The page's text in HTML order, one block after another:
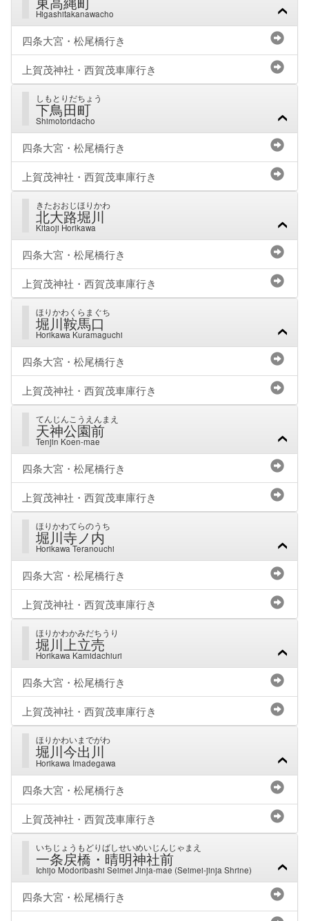
Higashitakanawacho
四条大宮・松尾橋行き
上賀茂神社・西賀茂車庫行き
しもとりだちょう
下鳥田町
Shimotoridacho
四条大宮・松尾橋行き
上賀茂神社・西賀茂車庫行き
きたおおじほりかわ
北大路堀川
Kitaoji Horikawa
四条大宮・松尾橋行き
上賀茂神社・西賀茂車庫行き
ほりかわくらまぐち
堀川鞍馬口
Horikawa Kuramaguchi
四条大宮・松尾橋行き
上賀茂神社・西賀茂車庫行き
てんじんこうえんまえ
天神公園前
Tenjin Koen-mae
四条大宮・松尾橋行き
上賀茂神社・西賀茂車庫行き
ほりかわてらのうち
堀川寺ノ内
Horikawa Teranouchi
四条大宮・松尾橋行き
上賀茂神社・西賀茂車庫行き
ほりかわかみだちうり
堀川上立売
Horikawa Kamidachiuri
四条大宮・松尾橋行き
上賀茂神社・西賀茂車庫行き
ほりかわいまでがわ
堀川今出川
Horikawa Imadegawa
四条大宮・松尾橋行き
上賀茂神社・西賀茂車庫行き
いちじょうもどりばしせいめいじんじゃまえ
一条戻橋・晴明神社前
Ichijo Modoribashi Seimei Jinja-mae (Seimei-jinja Shrine)
四条大宮・松尾橋行き